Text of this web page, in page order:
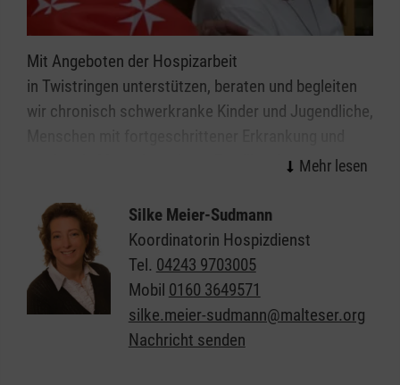
Mit Angeboten der Hospizarbeit
in Twistringen unterstützen, beraten und begleiten
wir chronisch schwerkranke Kinder und Jugendliche,
sterbende Menschen, deren Familien, Freunde und
ambulanten Hospizdienste dort, wo die Menschen
derzeit leben: zu Hause, in der Pflegeeinrichtung
oder im Krankenhaus.
Ehrenamtliche Mitarbeiterinnen und Mitarbeiter
unserer ambulanten Hospizdienste sorgen für
Entlastung für die Familie und das soziale Umfeld.
Silke Meier-Sudmann
Koordinatorin Hospizdienst
Tel. 04243 9703005
Mobil 0160 3649571
silke.meier-sudmann@malteser.org
Nachricht senden